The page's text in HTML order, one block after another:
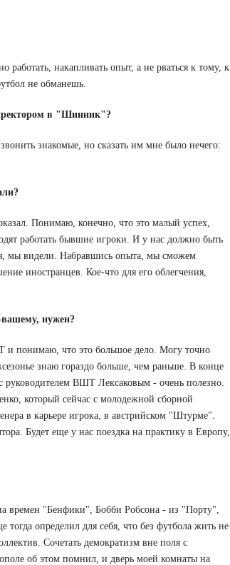
накапливать опыт, а не рваться к тому, к
не обманешь.
в "Шинник"?
знакомые, но сказать им мне было нечего:
Понимаю, конечно, что это малый успех,
работать бывшие игроки. И у нас должно быть
мы видели. Набравшись опыта, мы сможем
иностранцев. Кое-что для его облегчения,
вашему, нужен?
и понимаю, что это большое дело. Могу точно
знаю гораздо больше, чем раньше. В конце
руководителем ВШТ Лексаковым - очень полезно.
который сейчас с молодежной сборной
в карьере игрока, в австрийском "Штурме".
Будет еще у нас поездка на практику в Европу,
времен "Бенфики", Бобби Робсона - из "Порту",
определил для себя, что без футбола жить не
Сочетать демократизм вне поля с
об этом помнил, и дверь моей комнаты на